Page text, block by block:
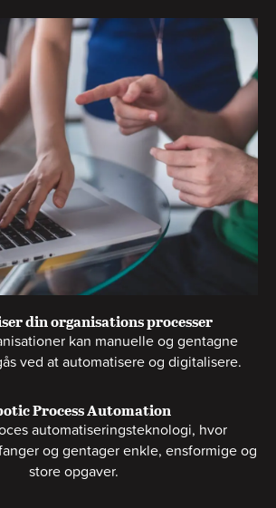
din organisations processer
kan manuelle og gentagne
ved at automatisere og digitalisere.
Process Automation
automatiseringsteknologi, hvor
og gentager enkle, ensformige og
store opgaver.